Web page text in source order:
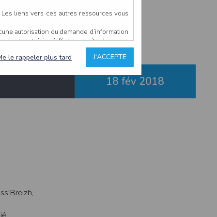
Lié
18 fév 2018
liens vers ces autres ressources vous
autorisation ou demande d’information
toutefois d’afficher ce site dans une
estime non conforme à l’objet du site
comme étant fiables.
typographiques.
sur ce site.
avoir fait l’objet de mises à jour. En
prend connaissance.
l’utilisateur, qui assume la totalité des
l’interprétation ou de l’utilisation des
hors du contrôle de l’EDITEUR, et
services.
J'ACCEPTE
le rappeler plus tard